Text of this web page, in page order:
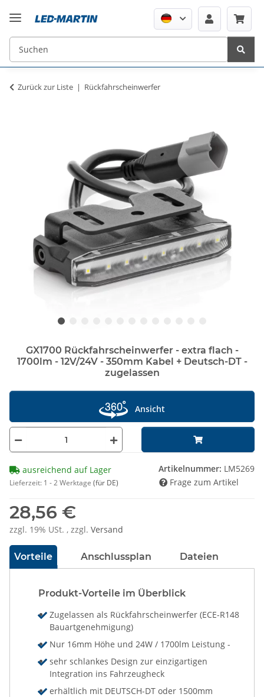
Zurück zur Liste Rückfahrscheinwerfer
GX1700 Rückfahrscheinwerfer - extra flach -
1700lm - 12V/24V - 350mm Kabel + Deutsch-DT -
zugelassen
28,56 €
zzgl. 19% USt. , zzgl. Versand
Vorteile Anschlussplan Dateien
Produkt-Vorteile im Überblick
Zugelassen als Rückfahrscheinwerfer (ECE-R148
Bauartgenehmigung)
Nur 16mm Höhe und 24W / 1700lm Leistung -
sehr schlankes Design zur einzigartigen
Integration ins Fahrzeugheck
erhältlich mit DEUTSCH-DT oder 1500mm
Ansicht
ausreichend auf Lager
Lieferzeit: 1 - 2 Werktage (für DE)
Artikelnummer: LM5269
Frage zum Artikel